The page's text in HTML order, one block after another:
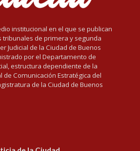
institucional en el que se publican
tribunales de primera y segunda
Judicial de la Ciudad de Buenos
por el Departamento de
estructura dependiente de la
de Comunicación Estratégica del
de la Ciudad de Buenos